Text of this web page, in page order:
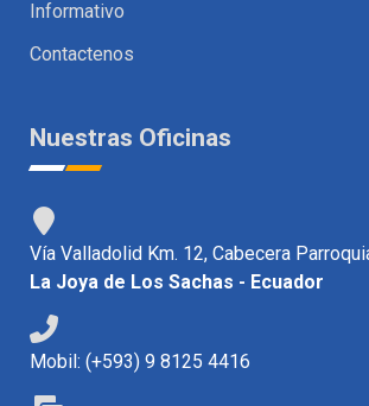
Informativo
Contactenos
Nuestras Oficinas
Vía Valladolid Km. 12, Cabecera
La Joya de Los Sachas - Ecuador
Mobil: (+593) 9 8125 4416